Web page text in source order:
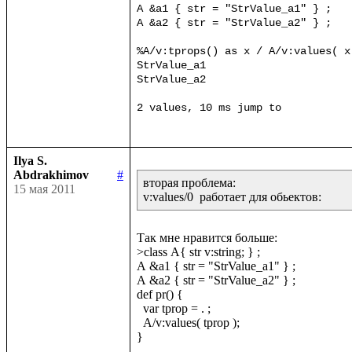
A &a1 { str = "StrValue_a1" } ;
A &a2 { str = "StrValue_a2" } ;
%A/v:tprops() as x / A/v:values(
StrValue_a1
StrValue_a2
Ilya S.
Abdrakhimov
#
15 мая 2011
вторая проблема:
v:values/0  работает для обьектов:
Так мне нравится больше:
>class A{ str v:string; } ;
A &a1 { str = "StrValue_a1" } ;
A &a2 { str = "StrValue_a2" } ;
def pr() {
var tprop = . ;
A/v:values( tprop );
}